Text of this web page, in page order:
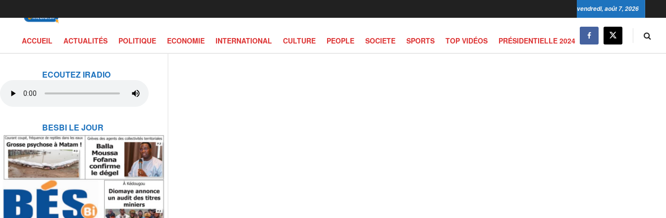
ECOUTEZ IRADIO
BESBI LE JOUR
vendredi, août 7, 2026
ACCUEIL ACTUALITÉS POLITIQUE ECONOMIE INTERNATIONAL CULTURE PEOPLE SOCIETE SPORTS TOP VIDÉOS PRÉSIDENTIELLE 2024